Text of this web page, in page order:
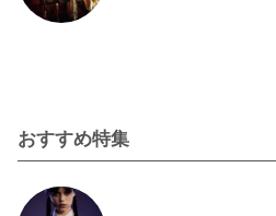
おすすめ特集